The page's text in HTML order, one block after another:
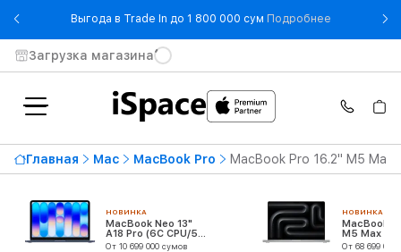
Выгода в Trade In до 1 800 000 сум Подробнее- Выгода в
Загрузка магазина
Главная Mac MacBook Pro MacBook Pro 16.2" M5 Max
НОВИНКА
MacBook Neo 13"
A18 Pro (6C CPU/5C
GPU)
От 10 699 000 сумов
НОВИНКА
MacBook
M5 Max
CPU/32C
От 68 699 000